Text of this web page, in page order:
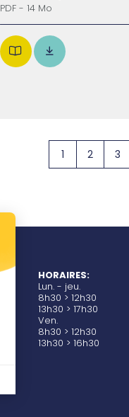
PDF - 14 Mo
1 2 3
HORAIRES:
Lun. - jeu.
8h30 > 12h30
13h30 > 17h30
Ven.
8h30 > 12h30
13h30 > 16h30